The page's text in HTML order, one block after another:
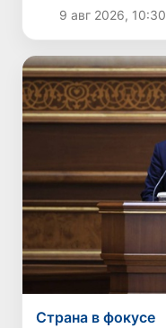
9 авг 2026, 10:30
Страна в фокусе